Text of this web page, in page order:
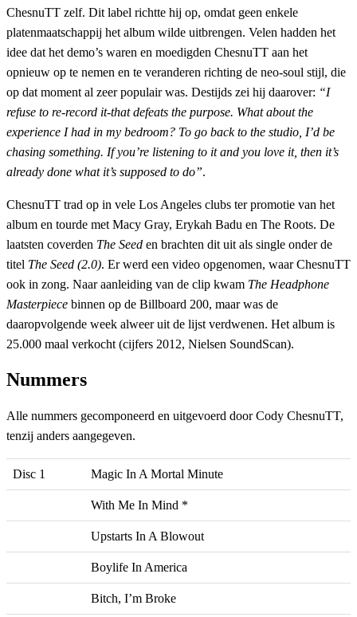
ChesnuTT zelf. Dit label richtte hij op, omdat geen enkele
platenmaatschappij het album wilde uitbrengen. Velen hadden het
idee dat het demo’s waren en moedigden ChesnuTT aan het
opnieuw op te nemen en te veranderen richting de neo-soul stijl, die
op dat moment al zeer populair was. Destijds zei hij daarover: “I
refuse to re-record it-that defeats the purpose. What about the
experience I had in my bedroom? To go back to the studio, I’d be
chasing something. If you’re listening to it and you love it, then it’s
already done what it’s supposed to do”.
ChesnuTT trad op in vele Los Angeles clubs ter promotie van het
album en tourde met Macy Gray, Erykah Badu en The Roots. De
laatsten coverden The Seed en brachten dit uit als single onder de
titel The Seed (2.0). Er werd een video opgenomen, waar ChesnuTT
ook in zong. Naar aanleiding van de clip kwam The Headphone
Masterpiece binnen op de Billboard 200, maar was de
daaropvolgende week alweer uit de lijst verdwenen. Het album is
25.000 maal verkocht (cijfers 2012, Nielsen SoundScan).
Nummers
Alle nummers gecomponeerd en uitgevoerd door Cody ChesnuTT,
tenzij anders aangegeven.
Disc 1 Magic In A Mortal Minute
With Me In Mind *
Upstarts In A Blowout
Boylife In America
Bitch, I’m Broke